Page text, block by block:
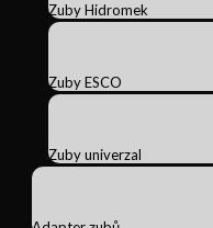
Zuby Hidromek
Zuby ESCO
Zuby univerzal